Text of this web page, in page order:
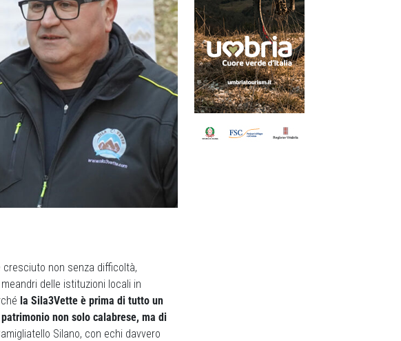
cresciuto non senza difficoltà,
delle istituzioni locali in
la Sila3Vette è prima di tutto un
non solo calabrese, ma di
Silano, con echi davvero